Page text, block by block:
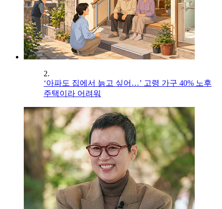
2.
‘아파도 집에서 늙고 싶어…’ 고령 가구 40% 노후
주택이라 어려워